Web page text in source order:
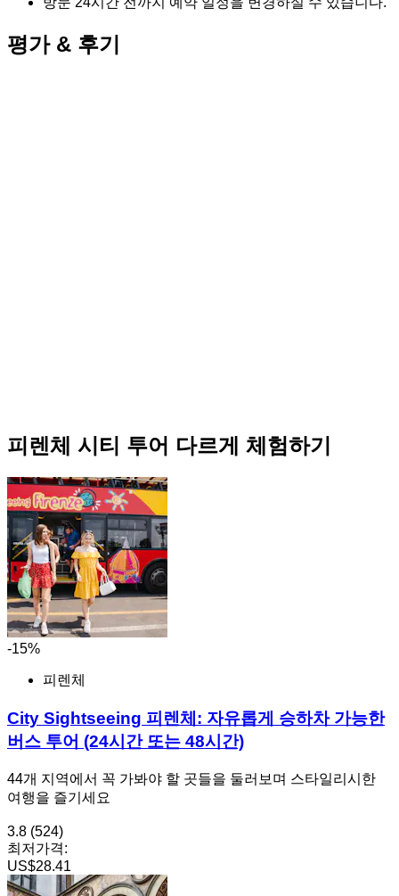
평가 & 후기
피렌체 시티 투어 다르게 체험하기
-15%
피렌체
City Sightseeing 피렌체: 자유롭게 승하차 가능한
버스 투어 (24시간 또는 48시간)
44개 지역에서 꼭 가봐야 할 곳들을 둘러보며 스타일리시한
여행을 즐기세요
3.8 (524)
최저가격:
US$28.41